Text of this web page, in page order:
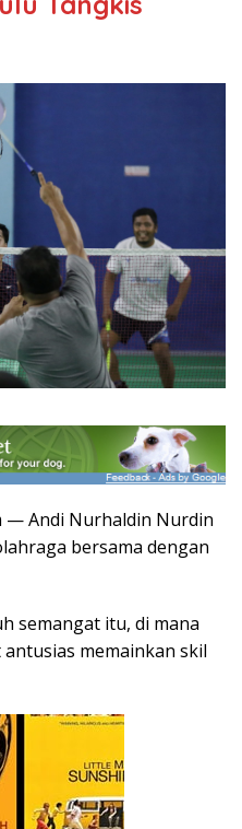
— Andi Nurhaldin Nurdin
bersama dengan
semangat itu, di mana
memainkan skil